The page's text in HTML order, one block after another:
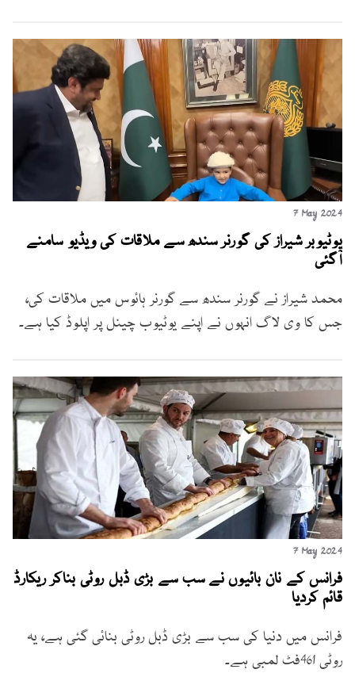
7 May 2024
یوٹیوبر شیراز کی گورنر سندھ سے ملاقات کی ویڈیو سامنے
آگئی
محمد شیراز نے گورنر سندھ سے گورنر ہائوس میں ملاقات کی،
جس کا وی لاگ انہوں نے اپنے یوٹیوب چینل پر اپلوڈ کیا ہے۔
7 May 2024
فرانس کے نان بائیوں نے سب سے بڑی ڈبل روٹی بناکر ریکارڈ
قائم کردیا
فرانس میں دنیا کی سب سے بڑی ڈبل روٹی بنائی گئی ہے، یہ
روٹی 461فٹ لمبی ہے۔